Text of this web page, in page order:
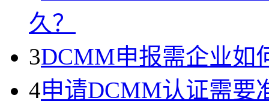
久？
3DCMM申报需企业如
4申请DCMM认证需要